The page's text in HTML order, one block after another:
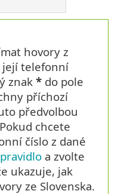
hovory z
její telefonní
znak* do pole
příchozí
předvolbou
chcete
číslo z dané
a zvolte
ukazuje, jak
ze Slovenska.